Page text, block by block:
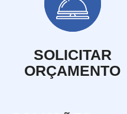
SOLICITAR
ORÇAMENTO